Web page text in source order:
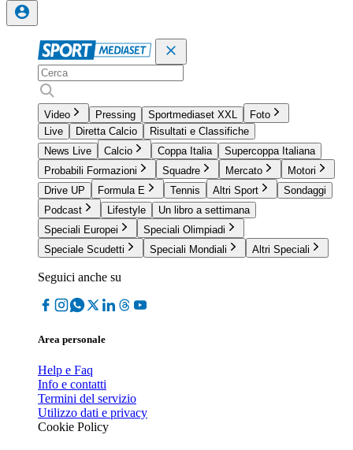
Video Pressing Sportmediaset XXL
Foto
Live
Diretta Calcio
Risultati e Classifiche
News Live
Calcio Coppa Italia
Supercoppa Italiana
Probabili Formazioni
Squadre Mercato
Motori
Drive UP
Formula E Tennis Altri Sport
Sondaggi
Podcast
Lifestyle
Un libro a settimana
Speciali Europei
Speciali Olimpiadi
Speciale Scudetti
Speciali Mondiali Altri Speciali
Seguici anche su
Area personale
Help e Faq
Info e contatti
Termini del servizio
Utilizzo dati e privacy
Cookie Policy